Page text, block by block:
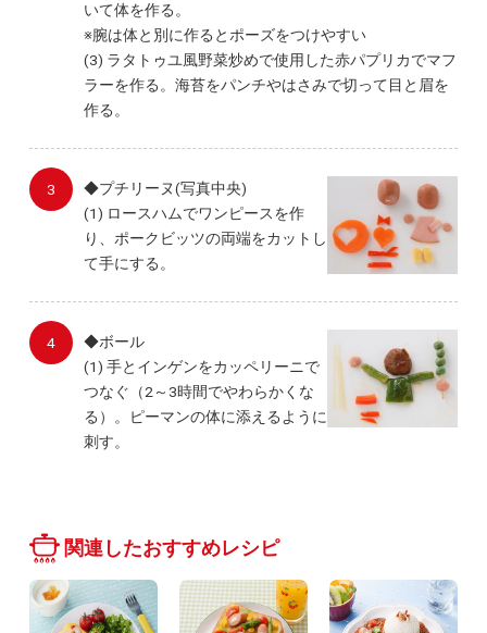
いて体を作る。
※腕は体と別に作るとポーズをつけやすい
(3) ラタトゥユ風野菜炒めで使用した赤パプリカでマフ
ラーを作る。海苔をパンチやはさみで切って目と眉を
作る。
◆プチリーヌ(写真中央)
(1) ロースハムでワンピースを作
り、ポークビッツの両端をカットし
て手にする。
◆ボール
(1) 手とインゲンをカッペリーニで
つなぐ（2～3時間でやわらかくな
る）。ピーマンの体に添えるように
刺す。
関連したおすすめレシピ